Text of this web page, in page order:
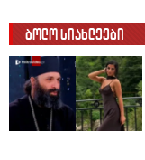
ბოლო სიახლეები